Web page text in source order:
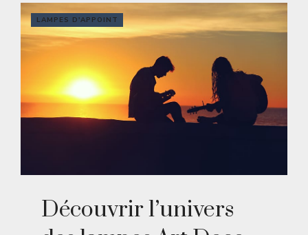
LAMPES D'APPOINT
Découvrir l’univers